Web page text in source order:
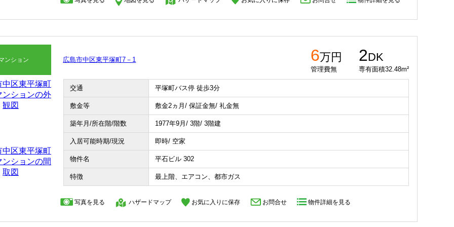
ンション 広島市中区東平塚町7－1 6万円
管理費無
2DK
専有面積32.48m²
交通 平塚町バス停 徒歩3分
敷金等 敷金2ヵ月/ 保証金無/ 礼金無
築年月/所在階/階数 1977年9月/ 3階/ 3階建
入居可能時期/現況 即時/ 空家
物件名 平石ビル 302
特徴 最上階、エアコン、都市ガス
写真を見る ハザードマップ お気に入りに保存 お問合せ 物件詳細を見る